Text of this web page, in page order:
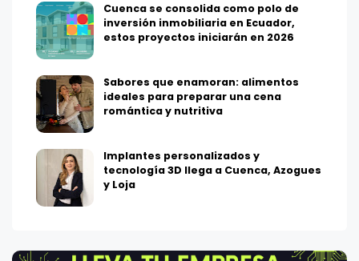
Cuenca se consolida como polo de
inversión inmobiliaria en Ecuador,
estos proyectos iniciarán en 2026
Sabores que enamoran: alimentos
ideales para preparar una cena
romántica y nutritiva
Implantes personalizados y
tecnología 3D llega a Cuenca, Azogues
y Loja